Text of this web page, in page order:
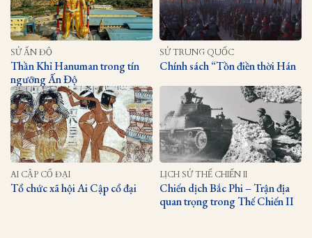
SỬ ẤN ĐỘ
Thần Khỉ Hanuman trong tín
ngưỡng Ấn Độ
SỬ TRUNG QUỐC
Chính sách “Tồn điền thời Hán
AI CẬP CỔ ĐẠI
Tổ chức xã hội Ai Cập cổ đại
LỊCH SỬ THẾ CHIẾN II
Chiến dịch Bắc Phi – Trận địa
quan trọng trong Thế Chiến II